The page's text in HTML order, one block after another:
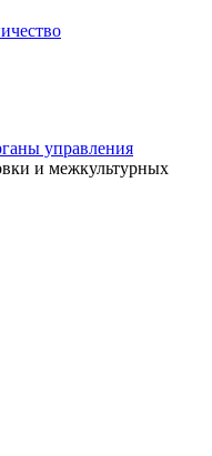
управления
и межкультурных